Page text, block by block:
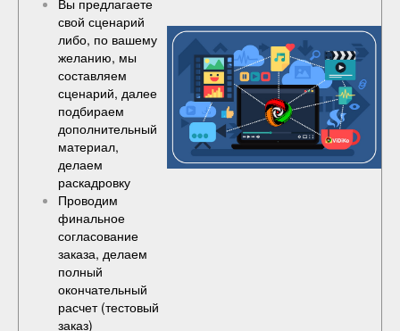
Вы предлагаете
свой сценарий
либо, по вашему
желанию, мы
составляем
сценарий, далее
подбираем
дополнительный
материал,
делаем
раскадровку
Проводим
финальное
согласование
заказа, делаем
полный
окончательный
расчет (тестовый
заказ)